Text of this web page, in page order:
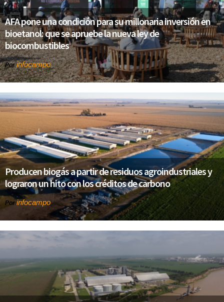
AFA pone una condición para su millonaria inversión en
bioetanol: que se apruebe la nueva ley de
biocombustibles
Porinfocampo
Producen biogás a partir de residuos agroindustriales y
lograron un hito con los créditos de carbono
Por infocampo